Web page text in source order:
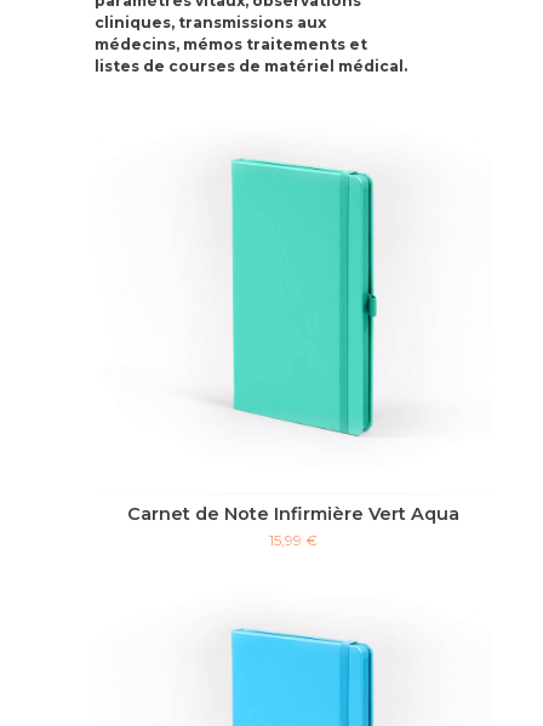
cliniques, transmissions aux
médecins, mémos traitements et
listes de courses de matériel médical.
Carnet de Note Infirmière Vert Aqua
15,99 €